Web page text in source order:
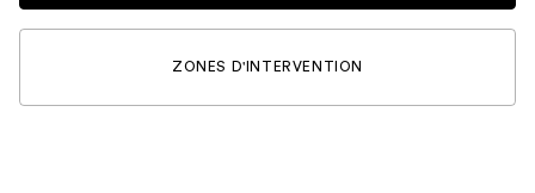
ZONES D'INTERVENTION